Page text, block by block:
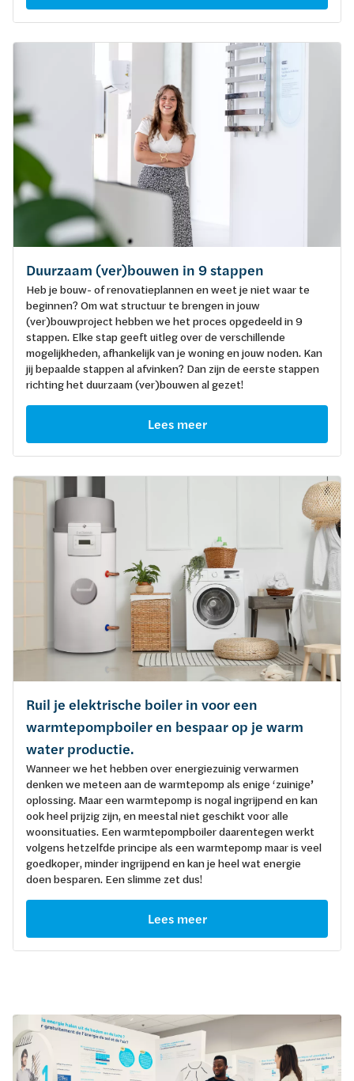
Duurzaam (ver)bouwen in 9 stappen
Heb je bouw- of renovatieplannen en weet je niet waar te
beginnen? Om wat structuur te brengen in jouw
(ver)bouwproject hebben we het proces opgedeeld in 9
stappen. Elke stap geeft uitleg over de verschillende
mogelijkheden, afhankelijk van je woning en jouw noden. Kan
jij bepaalde stappen al afvinken? Dan zijn de eerste stappen
richting het duurzaam (ver)bouwen al gezet!
Lees meer
Ruil je elektrische boiler in voor een
warmtepompboiler en bespaar op je warm
water productie.
Wanneer we het hebben over energiezuinig verwarmen
denken we meteen aan de warmtepomp als enige ‘zuinige’
oplossing. Maar een warmtepomp is nogal ingrijpend en kan
ook heel prijzig zijn, en meestal niet geschikt voor alle
woonsituaties. Een warmtepompboiler daarentegen werkt
volgens hetzelfde principe als een warmtepomp maar is veel
goedkoper, minder ingrijpend en kan je heel wat energie
doen besparen. Een slimme zet dus!
Lees meer